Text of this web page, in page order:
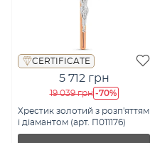
CERTIFICATE
5 712 грн
19 039 грн -70%
Хрестик золотий з розп'яттям
і діамантом (арт. П011176)